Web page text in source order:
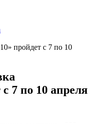
пройдет с 7 по 10
7 по 10 апреля